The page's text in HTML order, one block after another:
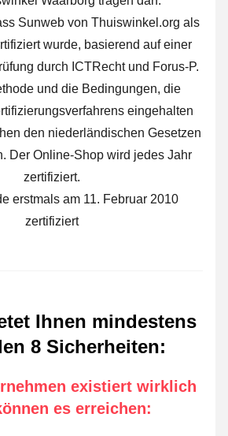
Sunweb von Thuiswinkel.org als
wurde, basierend auf einer
durch ICTRecht und Forus-P.
und die Bedingungen, die
eingehalten
den niederländischen Gesetzen
Der Online-Shop wird jedes Jahr
zertifiziert.
erstmals am 11. Februar 2010
zertifiziert
Ihnen mindestens
8 Sicherheiten:
existiert wirklich
es erreichen: